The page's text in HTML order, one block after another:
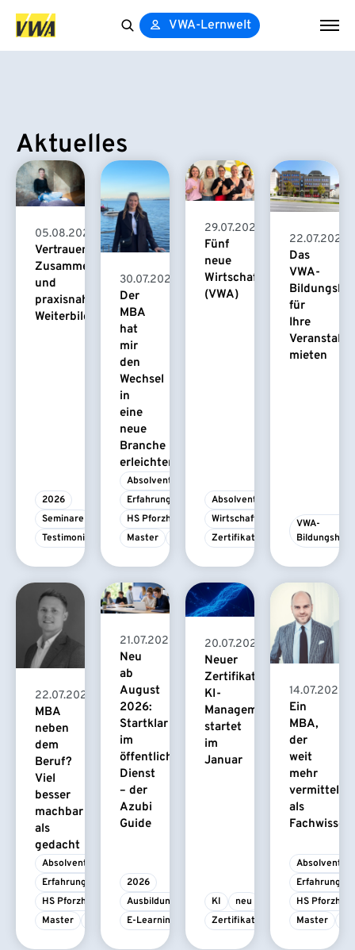
VWA-Lernwelt
Aktuelles
05.08.2026
Vertrauensvolle
Zusammenarbeit
und
praxisnahe
Weiterbildung
2026
Seminare
Testimonial
30.07.2026
Der
MBA
hat
mir
den
Wechsel
in
eine
neue
Branche
erleichtert
Absolvent/-in
Erfahrungsbericht
HS Pforzheim
Master
29.07.2026
Fünf
neue
Wirtschaftspsychologinnen
(VWA)
Absolvent/-in
Wirtschaftspsychologie
Zertifikatskurs
22.07.2026
Das
VWA-
für
Ihre
mieten
VWA-
Bildungshaus
22.07.2026
MBA
neben
dem
Beruf?
Viel
besser
machbar
als
gedacht
Absolvent/-in
Erfahrungsbericht
HS Pforzheim
Master
21.07.2026
Neu
ab
August
2026:
Startklar
im
öffentlichen
Dienst
– der
Azubi
Guide
2026
Ausbildung
E-Learning
20.07.2026
Neuer
Zertifikatskurs
KI-
Management
startet
im
Januar
KI
neu
Zertifikatskurs
14.07.2026
Ein
MBA,
der
weit
mehr
vermittelt
als
Fachwissen
Absolvent/-
HS
Master